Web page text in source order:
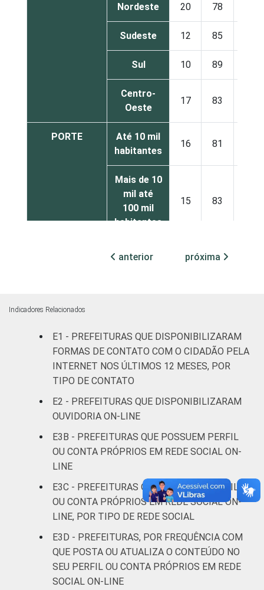
Nordeste 20 78
Sudeste 12 85
Sul 10 89
Centro-
Oeste
17 83
PORTE
Até 10 mil
habitantes
16 81
Mais de 10
mil até
100 mil
habitantes
15 83
Mais de
Mais de
500 mil
habitantes
21 74
Fonte: CGI.br/NIC.br, Centro Regional de
Estudos para o Desenvolvimento da
Pesquisa sobre o uso das tecnologias de
informação e comunicação no setor público
brasileiro - TIC Governo Eletrônico 2017
anterior próxima
Indicadores Relacionados
E1 - PREFEITURAS QUE DISPONIBILIZARAM
FORMAS DE CONTATO COM O CIDADÃO PELA
INTERNET NOS ÚLTIMOS 12 MESES, POR
TIPO DE CONTATO
E2 - PREFEITURAS QUE DISPONIBILIZARAM
OUVIDORIA ON-LINE
E3B - PREFEITURAS QUE POSSUEM PERFIL
OU CONTA PRÓPRIOS EM REDE SOCIAL ON-
LINE
E3C - PREFEITURAS QUE POSSUEM PERFIL
OU CONTA PRÓPRIOS EM REDE SOCIAL ON-
LINE, POR TIPO DE REDE SOCIAL
E3D - PREFEITURAS, POR FREQUÊNCIA COM
QUE POSTA OU ATUALIZA O CONTEÚDO NO
SEU PERFIL OU CONTA PRÓPRIOS EM REDE
SOCIAL ON-LINE